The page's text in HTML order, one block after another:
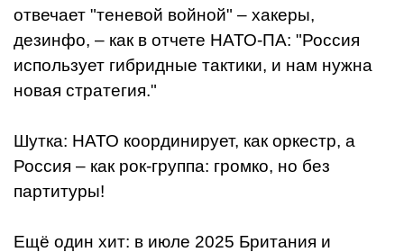
отвечает "теневой войной" – хакеры,
дезинфо, – как в отчете НАТО-ПА: "Россия
использует гибридные тактики, и нам нужна
новая стратегия."
Шутка: НАТО координирует, как оркестр, а
Россия – как рок-группа: громко, но без
партитуры!
Ещё один хит: в июле 2025 Британия и